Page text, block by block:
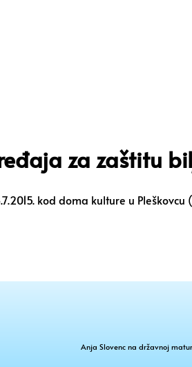
za zaštitu
kod doma kulture u
Anja Slovenc na državnoj